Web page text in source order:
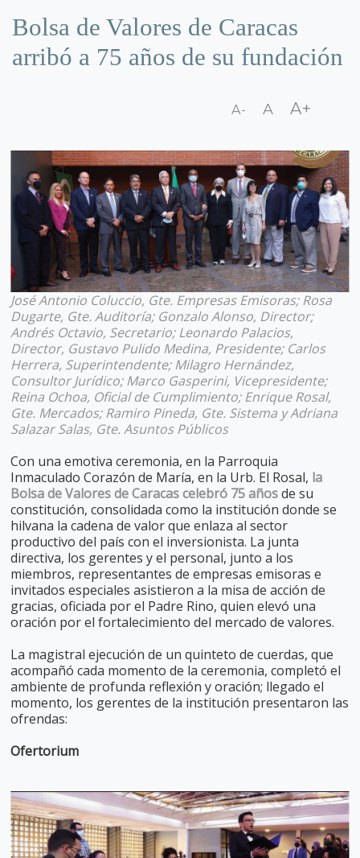
Bolsa de Valores de Caracas
arribó a 75 años de su fundación
A- A A+
José Antonio Coluccio, Gte. Empresas Emisoras; Rosa
Dugarte, Gte. Auditoría; Gonzalo Alonso, Director;
Andrés Octavio, Secretario; Leonardo Palacios,
Director, Gustavo Pulido Medina, Presidente; Carlos
Herrera, Superintendente; Milagro Hernández,
Consultor Jurídico; Marco Gasperini, Vicepresidente;
Reina Ochoa, Oficial de Cumplimiento; Enrique Rosal,
Gte. Mercados; Ramiro Pineda, Gte. Sistema y Adriana
Salazar Salas, Gte. Asuntos Públicos
Con una emotiva ceremonia, en la Parroquia
Inmaculado Corazón de María, en la Urb. El Rosal, la
Bolsa de Valores de Caracas celebró 75 añosde su
constitución, consolidada como la institución donde se
hilvana la cadena de valor que enlaza al sector
productivo del país con el inversionista. La junta
directiva, los gerentes y el personal, junto a los
miembros, representantes de empresas emisoras e
invitados especiales asistieron a la misa de acción de
gracias, oficiada por el Padre Rino, quien elevó una
oración por el fortalecimiento del mercado de valores.
La magistral ejecución de un quinteto de cuerdas, que
acompañó cada momento de la ceremonia, completó el
ambiente de profunda reflexión y oración; llegado el
momento, los gerentes de la institución presentaron las
ofrendas:
Ofertorium